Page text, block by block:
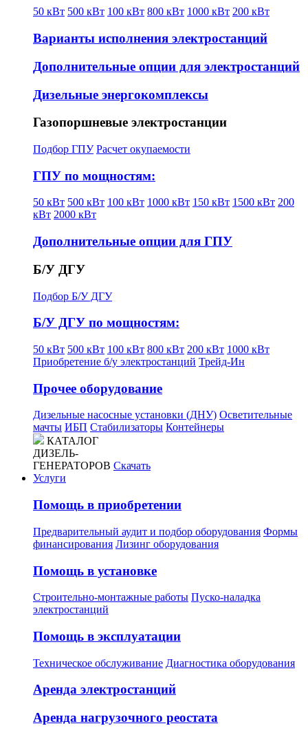
50 кВт 500 кВт 100 кВт 800 кВт 1000 кВт 200 кВт
Варианты исполнения электростанций
Дополнительные опции для электростанций
Дизельные энергокомплексы
Газопоршневые электростанции
Подбор ГПУ Расчет окупаемости
ГПУ по мощностям:
50 кВт 500 кВт 100 кВт 1000 кВт 150 кВт 1500 кВт 200
кВт 2000 кВт
Дополнительные опции для ГПУ
Б/У ДГУ
Подбор Б/У ДГУ
Б/У ДГУ по мощностям:
50 кВт 500 кВт 100 кВт 800 кВт 200 кВт 1000 кВт
Приобретение б/у электростанций Трейд-Ин
Прочее оборудование
Дизельные насосные установки (ДНУ) Осветительные
мачты ИБП Стабилизаторы Контейнеры
КАТАЛОГ
ДИЗЕЛЬ-
ГЕНЕРАТОРОВ Скачать
Услуги
Помощь в приобретении
Предварительный аудит и подбор оборудования Формы
финансирования Лизинг оборудования
Помощь в установке
Строительно-монтажные работы Пуско-наладка
электростанций
Помощь в эксплуатации
Техническое обслуживание Диагностика оборудования
Аренда электростанций
Аренда нагрузочного реостата